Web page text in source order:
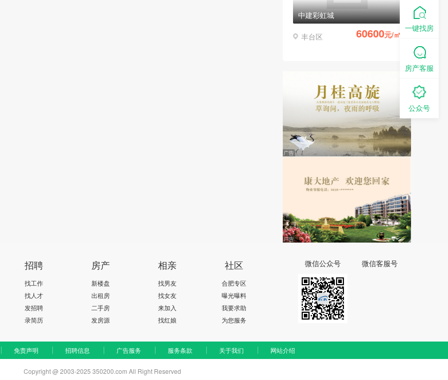
中建彩虹城
丰台区 60600元/㎡
招聘
找工作
找人才
发招聘
录简历
房产
新楼盘
出租房
二手房
发房源
相亲
找男友
找女友
来加入
找红娘
社区
合肥专区
曝光曝料
我要求助
为您服务
微信公众号 微信客服号
免责声明 招聘信息 广告服务 服务条款 关于我们 网站介绍
Copyright @ 2003-2025 350200.com All Right Reserved
一键找房
房产客服
公众号